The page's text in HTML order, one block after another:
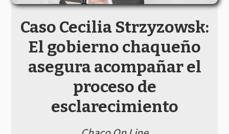
Caso Cecilia Strzyzowsk:
El gobierno chaqueño
asegura acompañar el
proceso de
esclarecimiento